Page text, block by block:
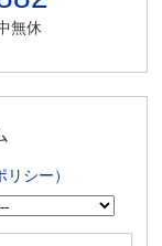
無休
シー）